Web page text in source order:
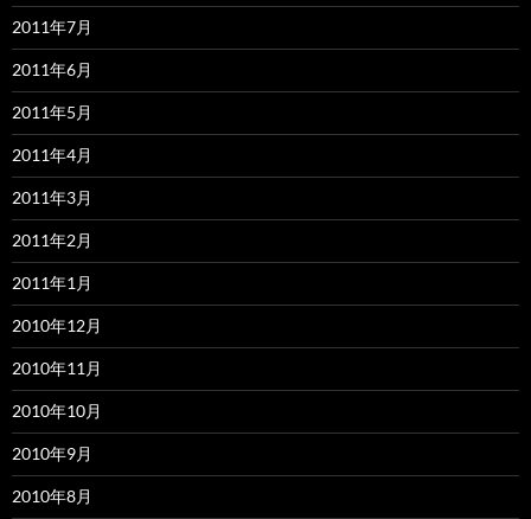
2011年7月
2011年6月
2011年5月
2011年4月
2011年3月
2011年2月
2011年1月
2010年12月
2010年11月
2010年10月
2010年9月
2010年8月